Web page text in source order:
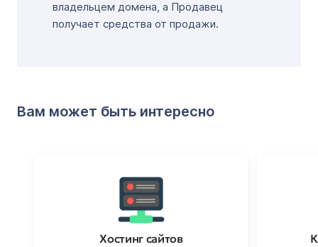
владельцем домена, а Продавец
получает средства от продажи.
Вам может быть интересно
Хостинг сайтов